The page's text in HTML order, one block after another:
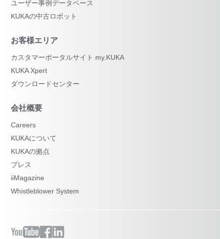
ユーザー事例データベース
KUKAの中古ロボット
お客様エリア
カスタマーポータルサイト my.KUKA
KUKA Xpert
ダウンロードセンター
会社概要
Careers
KUKAについて
KUKAの拠点
プレス
iiMagazine
Whistleblower System